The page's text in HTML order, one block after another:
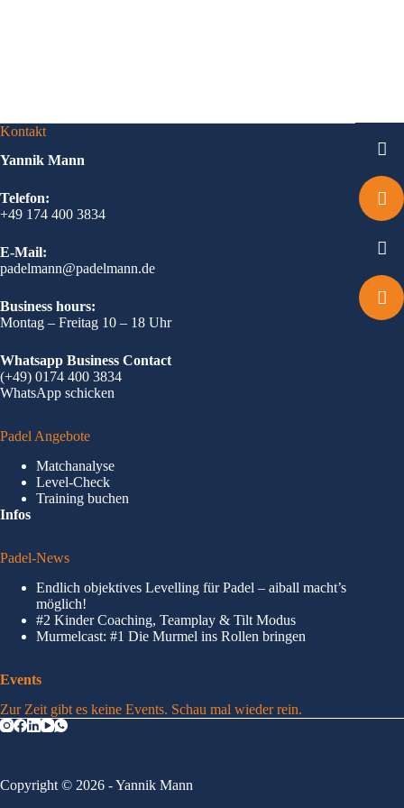
Kontakt
Yannik Mann
Telefon:
+49 174 400 3834
E-Mail:
padelmann@padelmann.de
Business hours:
Montag – Freitag 10 – 18 Uhr
Whatsapp Business Contact
(+49) 0174 400 3834
WhatsApp schicken
Padel Angebote
Matchanalyse
Level-Check
Training buchen
Infos
Padel-News
Endlich objektives Levelling für Padel – aiball macht’s
möglich!
#2 Kinder Coaching, Teamplay & Tilt Modus
Murmelcast: #1 Die Murmel ins Rollen bringen
Events
Zur Zeit gibt es keine Events. Schau mal wieder rein.
Copyright © 2026 - Yannik Mann